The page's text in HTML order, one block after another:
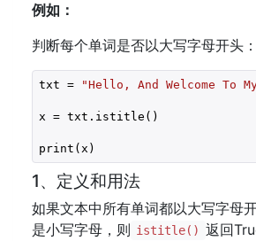
例如：
判断每个单词是否以大写字母开头：
txt = "Hello, And Welcome To
x = txt.istitle()
print(x)
1、定义和用法
如果文本中所有单词都以大写字母
是小写字母，则 istitle() 返回